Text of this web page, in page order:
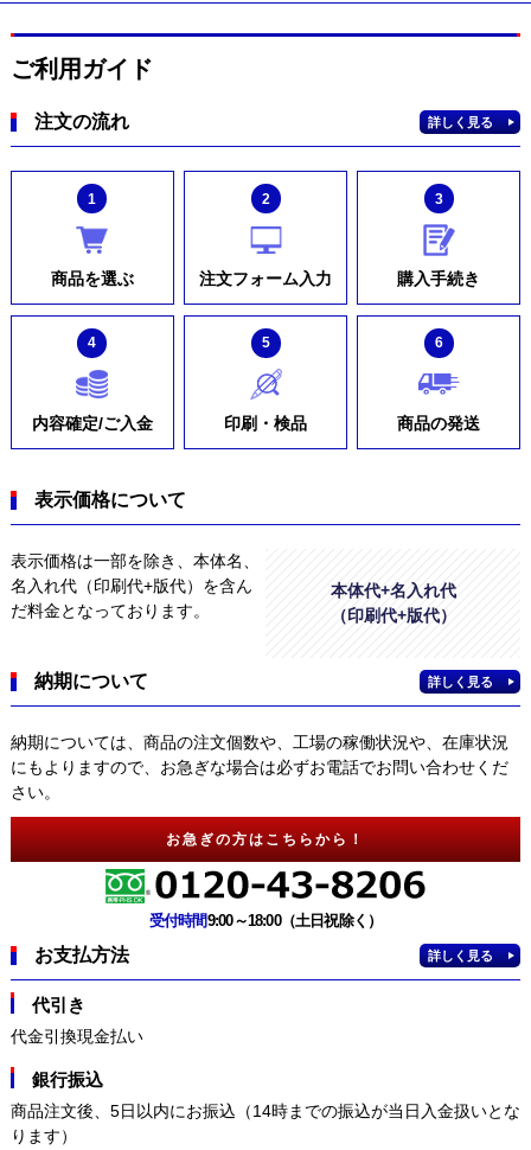
ご利用ガイド
注文の流れ 詳しく見る
1
商品を選ぶ
2
注文フォーム入力
3
購入手続き
4
内容確定/ご入金
5
印刷・検品
6
商品の発送
表示価格について
表示価格は一部を除き、本体名、
名入れ代（印刷代+版代）を含ん
だ料金となっております。
本体代+名入れ代
（印刷代+版代）
納期について 詳しく見る
納期については、商品の注文個数や、工場の稼働状況や、在庫状況
にもよりますので、お急ぎな場合は必ずお電話でお問い合わせくだ
さい。
お急ぎの方はこちらから！
受付時間9:00～18:00（土日祝除く）
お支払方法 詳しく見る
代引き
代金引換現金払い
銀行振込
商品注文後、5日以内にお振込（14時までの振込が当日入金扱いとな
ります）